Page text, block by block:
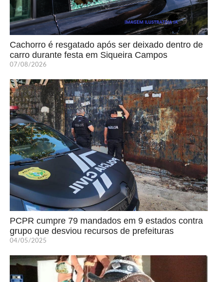
Cachorro é resgatado após ser deixado dentro de
carro durante festa em Siqueira Campos
07/08/2026
PCPR cumpre 79 mandados em 9 estados contra
grupo que desviou recursos de prefeituras
04/05/2025